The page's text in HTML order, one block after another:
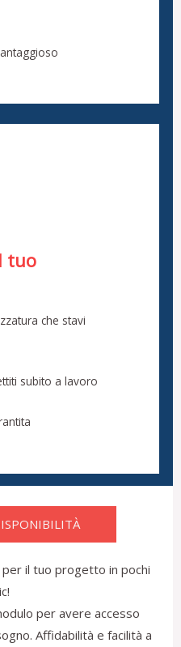
tuo
che stavi
subito a lavoro
il tuo progetto in pochi
per avere accesso
Affidabilità e facilità a